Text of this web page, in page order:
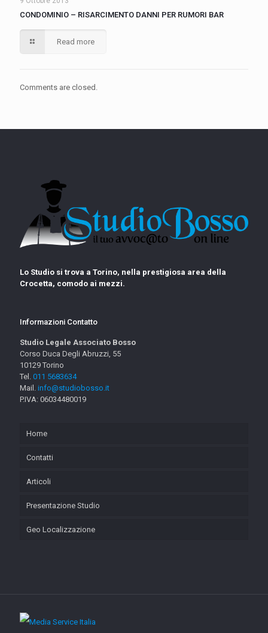
CONDOMINIO – RISARCIMENTO DANNI PER RUMORI BAR
Read more
Comments are closed.
Lo Studio si trova a Torino, nella prestigiosa area della
Crocetta, comodo ai mezzi.
Informazioni Contatto
Studio Legale Associato Bosso
Corso Duca Degli Abruzzi, 55
10129 Torino
Tel. 011 5683634
Mail. info@studiobosso.it
P.IVA: 06034480019
Home
Contatti
Articoli
Presentazione Studio
Geo Localizzazione